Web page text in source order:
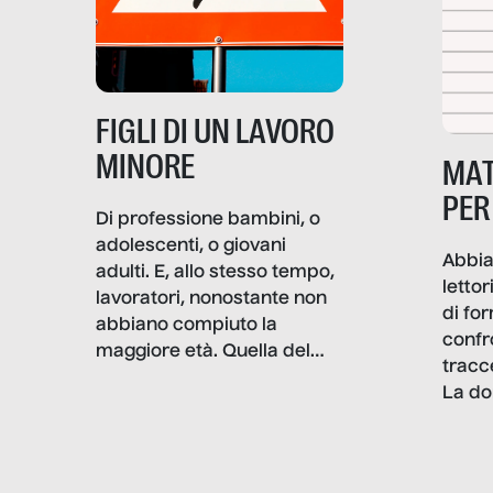
più intimo delle società per
alterarne le molecole
professionali – e, attraverso
esse, il senso stesso della
FIGLI DI UN LAVORO
MINORE
Di professione bambini, o
adolescenti, o giovani
adulti. E, allo stesso tempo,
lavoratori, nonostante non
abbiano compiuto la
maggiore età. Quella del
di
La